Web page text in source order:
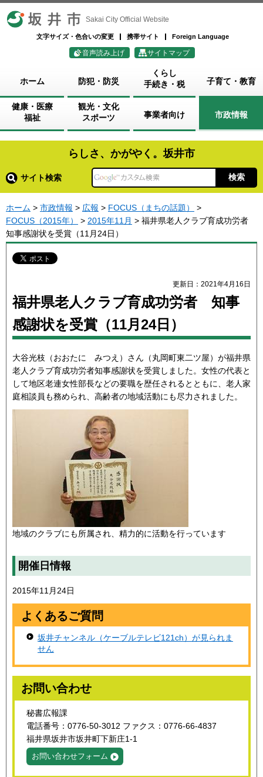
坂井市 Sakai City Official Website
文字サイズ・色合いの変更 携帯サイト Foreign Language
音声読み上げ サイトマップ
ホーム 防犯・防災
くらし
手続き・税
子育て・教育
健康・医療
福祉
観光・文化
スポーツ
事業者向け 市政情報
らしさ、かがやく。坂井市
サイト検索
ホーム > 市政情報 > 広報 > FOCUS（まちの話題）
>
FOCUS（2015年）
> 2015年11月 > 福井県老人クラブ育成功労者
知事感謝状を受賞（11月24日）
更新日：2021年4月16日
福井県老人クラブ育成功労者 知事
感謝状を受賞（11月24日）
大谷光枝（おおたに みつえ）さん（丸岡町東二ツ屋）が福井県
老人クラブ育成功労者知事感謝状を受賞しました。女性の代表と
して地区老連女性部長などの要職を歴任されるとともに、老人家
庭相談員も務められ、高齢者の地域活動にも尽力されました。
地域のクラブにも所属され、精力的に活動を行っています
開催日情報
2015年11月24日
よくあるご質問
坂井チャンネル（ケーブルテレビ121ch）が見られま
せん
お問い合わせ
秘書広報課
電話番号：0776-50-3012 ファクス：0776-66-4837
福井県坂井市坂井町下新庄1-1
お問い合わせフォーム